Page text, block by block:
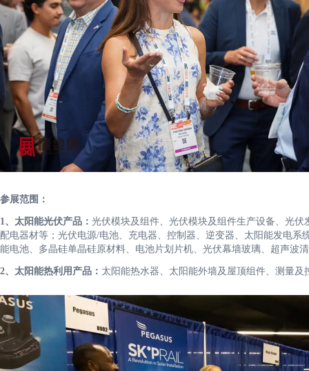
参展范围：
1、太阳能光伏产品： 光伏模块及组件、光伏模块及组件生产设备、光
配电器材等；光伏电源/电池、充电器、控制器、逆变器、太阳能发电
能电池、多晶硅单晶硅原材料、电池片划片机、光伏幕墙玻璃、超声波
2、太阳能热利用产品： 太阳能热水器、太阳能外墙及屋顶组件、测量